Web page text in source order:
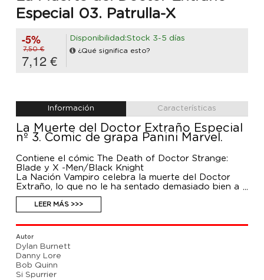
Especial 03. Patrulla-X
-5%
7,50 €
7,12 €
Disponibilidad:Stock 3-5 días
¿Qué significa esto?
Información Características
La Muerte del Doctor Extraño Especial
nº 3. Comic de grapa Panini Marvel.
Contiene el cómic The Death of Doctor Strange:
Blade y X -Men/Black Knight
La Nación Vampiro celebra la muerte del Doctor
Extraño, lo que no le ha sentado demasiado bien a
un viejo amigo: ¡Blade, el cazador de vampiros!
Además, La Patrulla-X se ha visto transformada en
criaturas mágicas que han desatado su furia contra
Londres. Sólo el Caballero Negro puede detenerlas.
LEER MÁS >>>
Autor
Dylan Burnett
Danny Lore
Bob Quinn
Si Spurrier